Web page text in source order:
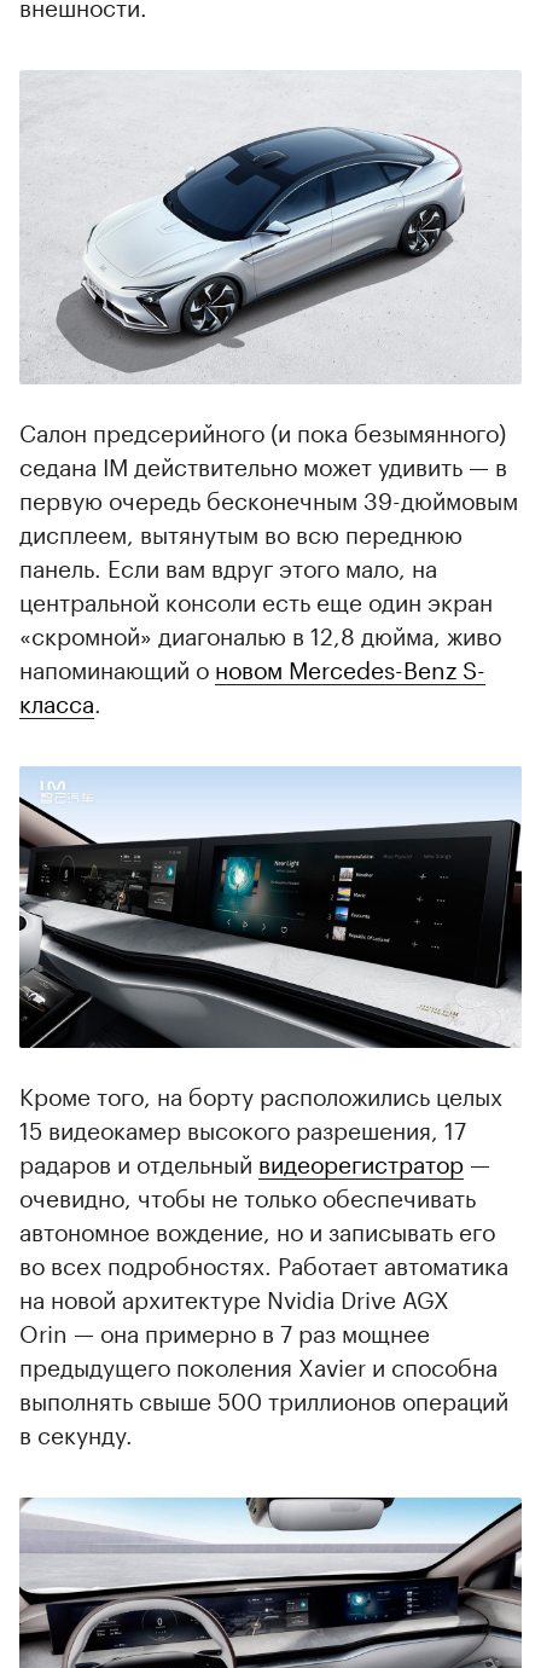
Салон предсерийного (и пока безымянного)
седана IM действительно может удивить — в
первую очередь бесконечным 39-дюймовым
дисплеем, вытянутым во всю переднюю
панель. Если вам вдруг этого мало, на
центральной консоли есть еще один экран
«скромной» диагональю в 12,8 дюйма, живо
напоминающий о новом Mercedes-Benz S-
класса
Кроме того, на борту расположились целых
15 видеокамер высокого разрешения, 17
радаров и отдельный видеорегистратор —
очевидно, чтобы не только обеспечивать
автономное вождение, но и записывать его
во всех подробностях. Работает автоматика
на новой архитектуре Nvidia Drive AGX
Orin — она примерно в 7 раз мощнее
предыдущего поколения Xavier и способна
выполнять свыше 500 триллионов операций
в секунду.